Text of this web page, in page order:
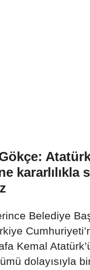
kararlılıkla
Belediye
Kemal
dolayısıyla